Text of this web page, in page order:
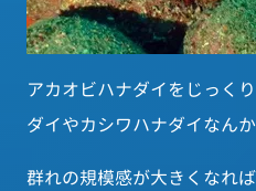
アカオビハナダイをじっく
ダイやカシワハナダイなんか
群れの規模感が大きくなれ